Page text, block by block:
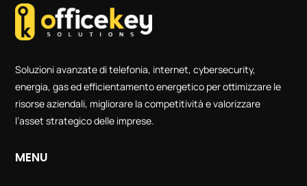
Soluzioni avanzate di telefonia, internet, cybersecurity,
energia, gas ed efficientamento energetico per ottimizzare le
risorse aziendali, migliorare la competitività e valorizzare
l’asset strategico delle imprese.
MENU